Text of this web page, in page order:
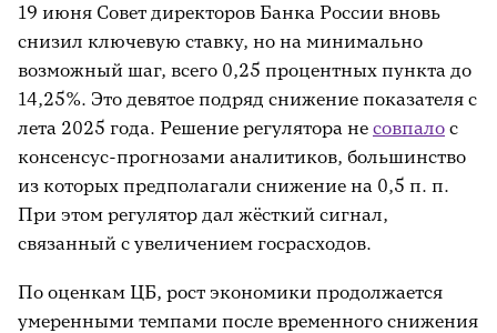
19 июня Совет директоров Банка России вновь
снизил ключевую ставку, но на минимально
возможный шаг, всего 0,25 процентных пункта до
14,25%. Это девятое подряд снижение показателя с
лета 2025 года. Решение регулятора не совпало с
консенсус-прогнозами аналитиков, большинство
из которых предполагали снижение на 0,5 п. п.
При этом регулятор дал жёсткий сигнал,
связанный с увеличением госрасходов.
По оценкам ЦБ, рост экономики продолжается
умеренными темпами после временного снижения